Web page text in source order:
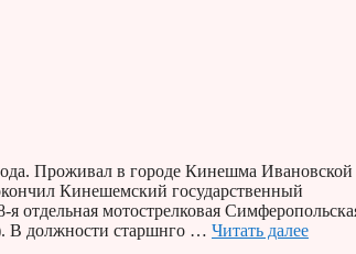
Проживал в городе Кинешма Ивановской
Кинешемский государственный
отдельная мотострелковая
В должности старшнго … Читать далее